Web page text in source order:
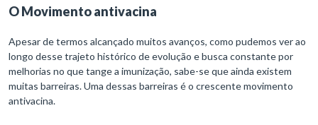
O Movimento antivacina
Apesar de termos alcançado muitos avanços, como pudemos ver ao
longo desse trajeto histórico de evolução e busca constante por
melhorias no que tange a imunização, sabe-se que ainda existem
muitas barreiras. Uma dessas barreiras é o crescente movimento
antivacina.